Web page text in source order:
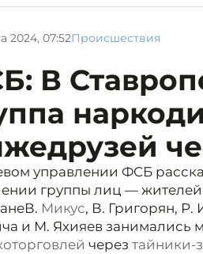
2024, 07:52Происшествия
В
управлении ФСБ
группы лиц —
В. Микус, В. Григорян,
и М. Яхияев занимались
через тайники-